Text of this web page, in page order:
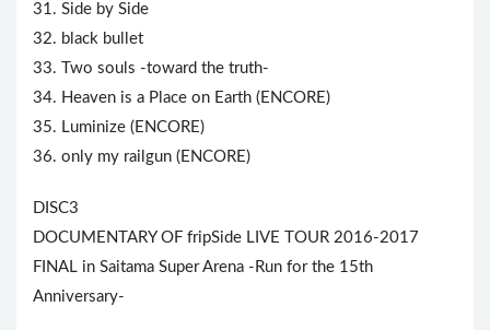
31. Side by Side
32. black bullet
33. Two souls -toward the truth-
34. Heaven is a Place on Earth (ENCORE)
35. Luminize (ENCORE)
36. only my railgun (ENCORE)
DISC3
DOCUMENTARY OF fripSide LIVE TOUR 2016-2017
FINAL in Saitama Super Arena -Run for the 15th
Anniversary-